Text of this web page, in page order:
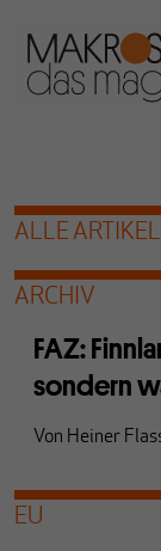
ALLE ARTIKEL
ARCHIV
FAZ:
sondern
Von Heiner
EU